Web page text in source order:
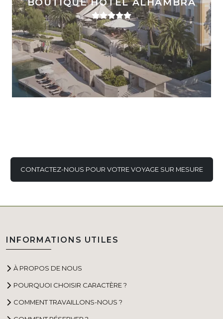
CONTACTEZ-NOUS POUR VOTRE VOYAGE SUR MESURE
INFORMATIONS UTILES
À PROPOS DE NOUS
POURQUOI CHOISIR CARACTÈRE ?
COMMENT TRAVAILLONS-NOUS ?